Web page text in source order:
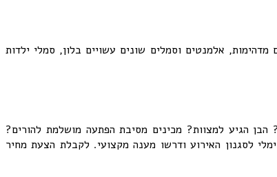
אלמנטים וסמלים שונים עשויים בלון, סמלי ילדות
הגיע למצוות? מכינים מסיבת הפתעה מושלמת להורים?
לסגנון האירוע ודרשו מענה מקצועי. לקבלת הצעת מחיר